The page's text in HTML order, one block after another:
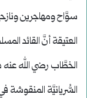
سوَّاح ومهاجرين
العتيقة أنَّ القائد
الخطَّاب رضي الله عنه
السُّريانيَّة